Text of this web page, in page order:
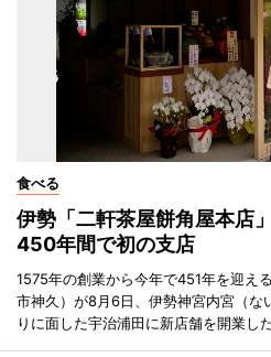
食べる
伊勢「二軒茶屋餅角屋本店
450年間で初の支店
1575年の創業から今年で451年を迎え
市神久）が8月6日、伊勢神宮内宮（な
りに面した宇治浦田に新店舗を開業した